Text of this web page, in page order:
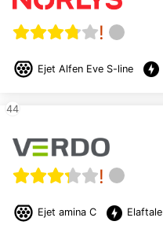
!
Ejet Alfen Eve S-line offline_bolt
44
!
Ejet amina C offline_bolt Elaftale